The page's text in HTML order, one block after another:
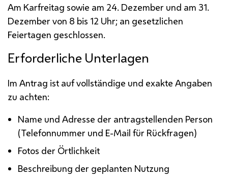
Am Karfreitag sowie am 24. Dezember und am 31.
Dezember von 8 bis 12 Uhr; an gesetzlichen
Feiertagen geschlossen.
Erforderliche Unterlagen
Im Antrag ist auf vollständige und exakte Angaben
zu achten:
Name und Adresse der antragstellenden Person
(Telefonnummer und E-Mail für Rückfragen)
Fotos der Örtlichkeit
Beschreibung der geplanten Nutzung